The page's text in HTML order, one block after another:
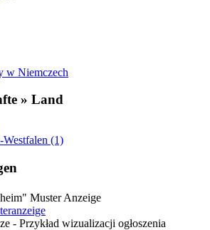
w Niemczech
» Land
(1)
Muster Anzeige
- Przykład wizualizacji ogłoszenia